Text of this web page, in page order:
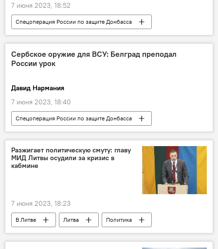
7 июня 2023, 18:52
Спецоперация России по защите Донбасса
В мире
Россия
Украина
Минобороны РФ
Сербское оружие для ВСУ: Белград преподал
России урок
Давид Нармания
7 июня 2023, 18:40
Спецоперация России по защите Донбасса
В мире
Сербия
Россия
Разжигает политическую смуту: главу
МИД Литвы осудили за кризис в
кабмине
7 июня 2023, 18:23
В Литве Литва
Политика
Габриэлюс Ландсбергис